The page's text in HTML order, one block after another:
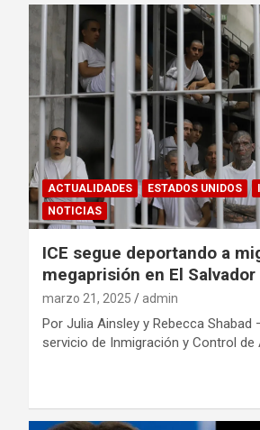
ACTUALIDADES ESTADOS UNIDOS
NOTICIAS
ICE segue deportando a
megaprisión en El Salvador
marzo 21, 2025 admin
Por Julia Ainsley y Rebecca Shabad
servicio de Inmigración y Control de